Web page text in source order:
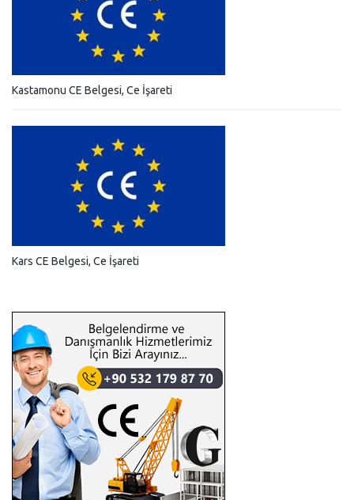
Kastamonu CE Belgesi, Ce İşareti
Kars CE Belgesi, Ce İşareti